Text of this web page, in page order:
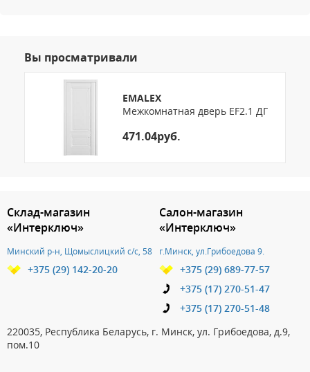
Вы просматривали
EMALEX
Межкомнатная дверь EF2.1 ДГ
471.04руб.
Склад-магазин
«Интерключ»
Минский р-н, Щомыслицкий с/с, 58
+375 (29) 142-20-20
Салон-магазин
«Интерключ»
г.Минск, ул.Грибоедова 9.
+375 (29) 689-77-57
+375 (17) 270-51-47
+375 (17) 270-51-48
220035, Республика Беларусь, г. Минск, ул. Грибоедова, д.9,
пом.10